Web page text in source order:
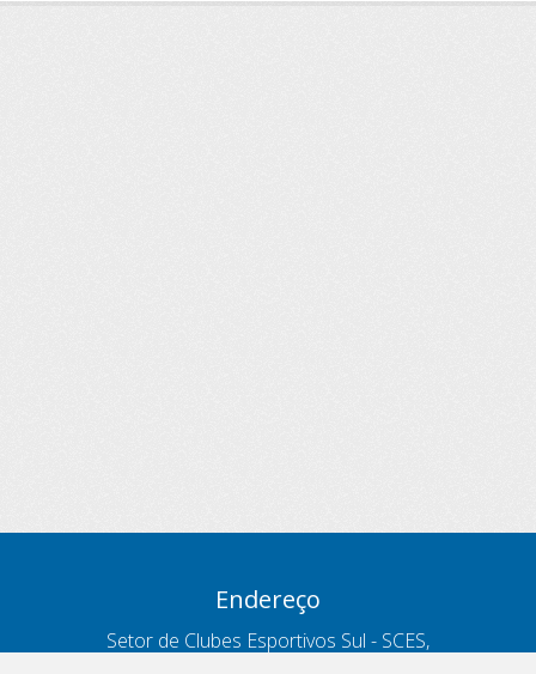
Endereço
Setor de Clubes Esportivos Sul - SCES,